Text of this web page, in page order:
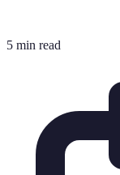
5 min read